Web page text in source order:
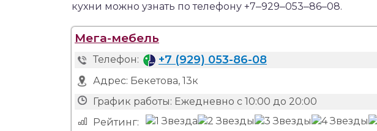
кухни можно узнать по телефону +7‒929‒053‒86‒08.
Мега-мебель
Телефон: +7 (929) 053-86-08
Адрес: Бекетова, 13к
График работы: Ежедневно с 10:00 до 20:00
Рейтинг: